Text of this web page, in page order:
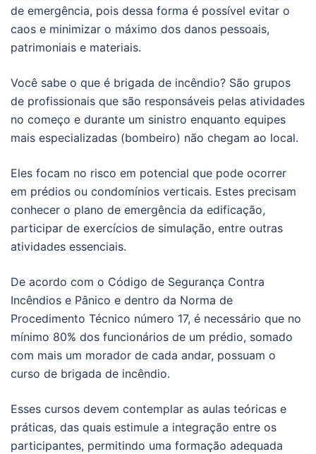
de emergência, pois dessa forma é possível evitar o
caos e minimizar o máximo dos danos pessoais,
patrimoniais e materiais.
Você sabe o que é brigada de incêndio? São grupos
de profissionais que são responsáveis pelas atividades
no começo e durante um sinistro enquanto equipes
mais especializadas (bombeiro) não chegam ao local.
Eles focam no risco em potencial que pode ocorrer
em prédios ou condomínios verticais. Estes precisam
conhecer o plano de emergência da edificação,
participar de exercícios de simulação, entre outras
atividades essenciais.
De acordo com o Código de Segurança Contra
Incêndios e Pânico e dentro da Norma de
Procedimento Técnico número 17, é necessário que no
mínimo 80% dos funcionários de um prédio, somado
com mais um morador de cada andar, possuam o
curso de brigada de incêndio.
Esses cursos devem contemplar as aulas teóricas e
práticas, das quais estimule a integração entre os
participantes, permitindo uma formação adequada